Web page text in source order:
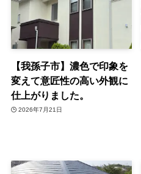
【我孫子市】濃色で印象を
変えて意匠性の高い外観に
仕上がりました。
2026年7月21日